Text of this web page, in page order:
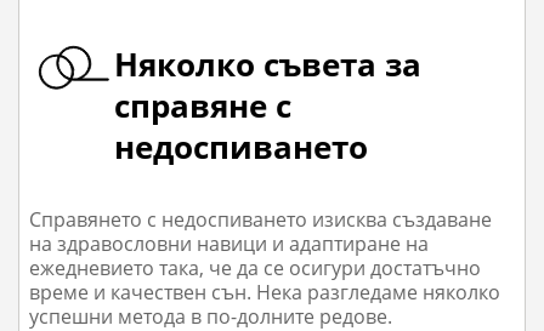
Няколко съвета за
справяне с
недоспиването
Справянето с недоспиването изисква създаване
на здравословни навици и адаптиране на
ежедневието така, че да се осигури достатъчно
време и качествен сън. Нека разгледаме няколко
успешни метода в по-долните редове.